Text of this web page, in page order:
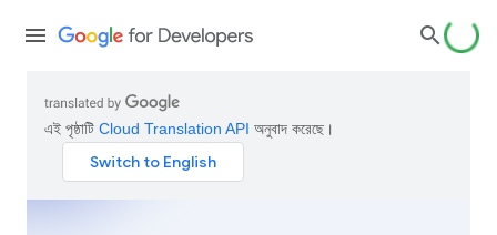
এই পৃষ্ঠাটি Cloud Translation API অনুবাদ করেছে।